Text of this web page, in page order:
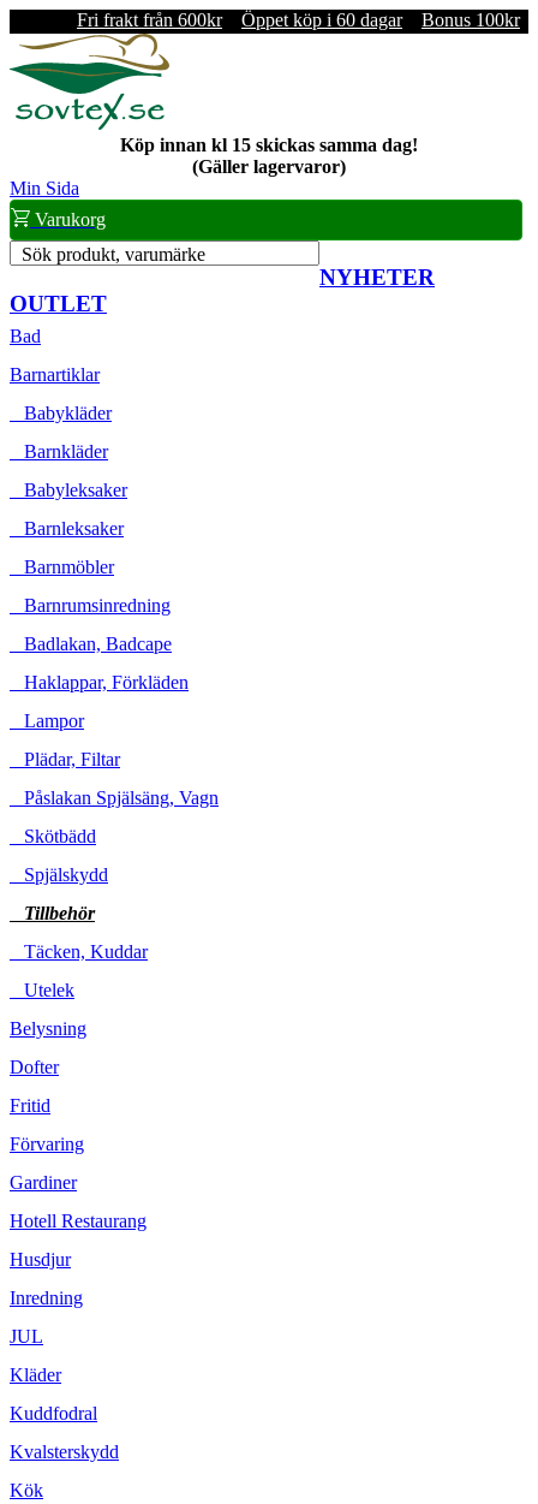
Fri frakt från 600kr Öppet köp i 60 dagar Bonus 100kr
Köp innan kl 15 skickas samma dag!
(Gäller lagervaror)
Min Sida
Varukorg
Sök produkt, varumärke
NYHETER
OUTLET
Bad
Barnartiklar
Babykläder
Barnkläder
Babyleksaker
Barnleksaker
Barnmöbler
Barnrumsinredning
Badlakan, Badcape
Haklappar, Förkläden
Lampor
Plädar, Filtar
Påslakan Spjälsäng, Vagn
Skötbädd
Spjälskydd
Tillbehör
Täcken, Kuddar
Utelek
Belysning
Dofter
Fritid
Förvaring
Gardiner
Hotell Restaurang
Husdjur
Inredning
JUL
Kläder
Kuddfodral
Kvalsterskydd
Kök